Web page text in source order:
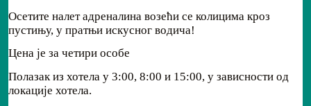
Осетите налет адреналина возећи се колицима кроз
пустињу, у пратњи искусног водича!
Цена је за четири особе
Полазак из хотела у 3:00, 8:00 и 15:00, у зависности од
локације хотела.